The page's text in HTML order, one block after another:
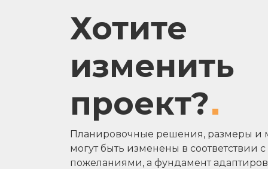
Хотите
изменить
проект?
Планировочные решения, размеры и
могут быть изменены в соответствии
пожеланиями, а фундамент